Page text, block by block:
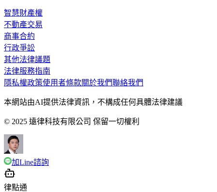
智慧財產權
不動產交易
商事合約
行政爭訟
其他法律議題
法律服務指南
隱私權政策使用者條款關於我們聯絡我們
本網站由AI提供法律資訊，不構成任何具體法律建議
© 2025 遠律科技有限公司 保留一切權利
加Line諮詢
律點通